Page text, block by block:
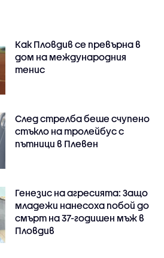
Как Пловдив се превърна в
дом на международния
тенис
След стрелба беше счупено
стъкло на тролейбус с
пътници в Плевен
Генезис на агресията: Защо
младежи нанесоха побой до
смърт на 37-годишен мъж в
Пловдив